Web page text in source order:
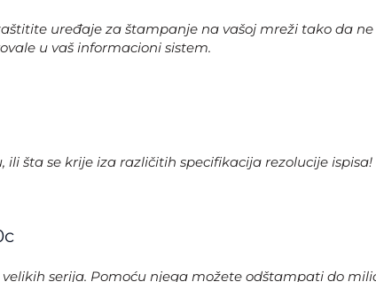
uređaje za štampanje na vašoj mreži tako da
u vaš informacioni sistem.
šta se krije iza različitih specifikacija rezolucije ispisa!
serija. Pomoću njega možete odštampati do